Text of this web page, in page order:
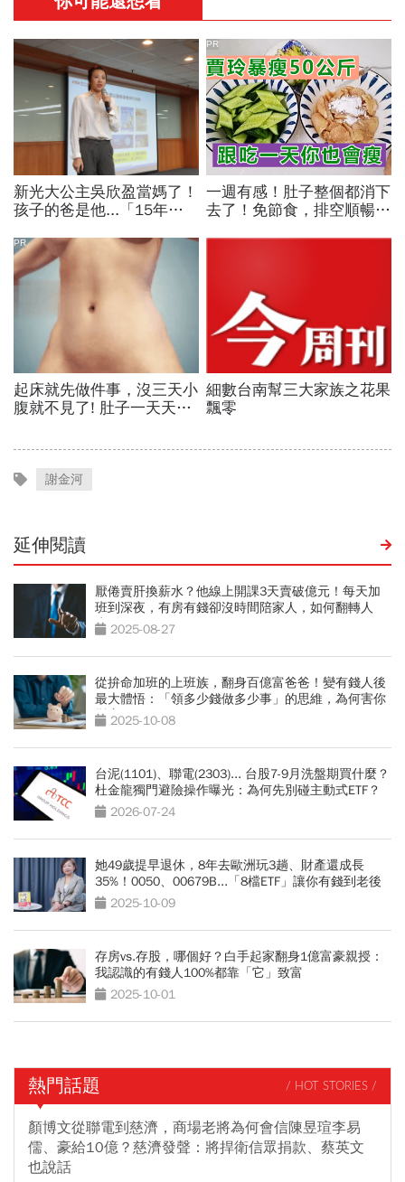
謝金河
延伸閱讀
厭倦賣肝換薪水？他線上開課3天賣破億元！每天加
班到深夜，有房有錢卻沒時間陪家人，如何翻轉人
生？2025-08-27
從拚命加班的上班族，翻身百億富爸爸！變有錢人後
最大體悟：「領多少錢做多少事」的思維，為何害你
變窮？
2025-10-08
台泥(1101)、聯電(2303)... 台股7-9月洗盤期買什麼？
杜金龍獨門避險操作曝光：為何先別碰主動式ETF？
2026-07-24
她49歲提早退休，8年去歐洲玩3趟、財產還成長
35%！0050、00679B...「8檔ETF」讓你有錢到老後
2025-10-09
存房vs.存股，哪個好？白手起家翻身1億富豪親授：
我認識的有錢人100%都靠「它」致富
2025-10-01
熱門話題 / HOT STORIES /
顏博文從聯電到慈濟，商場老將為何會信陳昱瑄李易
儒、豪給10億？慈濟發聲：將捍衛信眾捐款、蔡英文
也說話